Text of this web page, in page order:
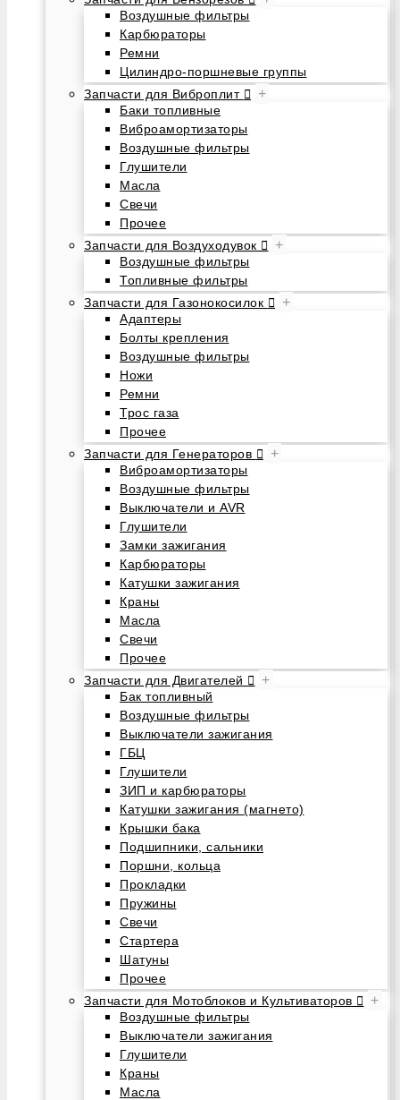
Воздушные фильтры
Карбюраторы
Ремни
Цилиндро-поршневые группы
Запчасти для Виброплит
+
Баки топливные
Виброамортизаторы
Воздушные фильтры
Глушители
Масла
Свечи
Прочее
Запчасти для Воздуходувок
+
Воздушные фильтры
Топливные фильтры
Запчасти для Газонокосилок
+
Адаптеры
Болты крепления
Воздушные фильтры
Ножи
Ремни
Трос газа
Прочее
Запчасти для Генераторов
+
Виброамортизаторы
Воздушные фильтры
Выключатели и AVR
Глушители
Замки зажигания
Карбюраторы
Катушки зажигания
Краны
Масла
Свечи
Прочее
Запчасти для Двигателей
+
Бак топливный
Воздушные фильтры
Выключатели зажигания
ГБЦ
Глушители
ЗИП и карбюраторы
Катушки зажигания (магнето)
Крышки бака
Подшипники, сальники
Поршни, кольца
Прокладки
Пружины
Свечи
Стартера
Шатуны
Прочее
Запчасти для Мотоблоков и Культиваторов
+
Воздушные фильтры
Выключатели зажигания
Глушители
Краны
Масла